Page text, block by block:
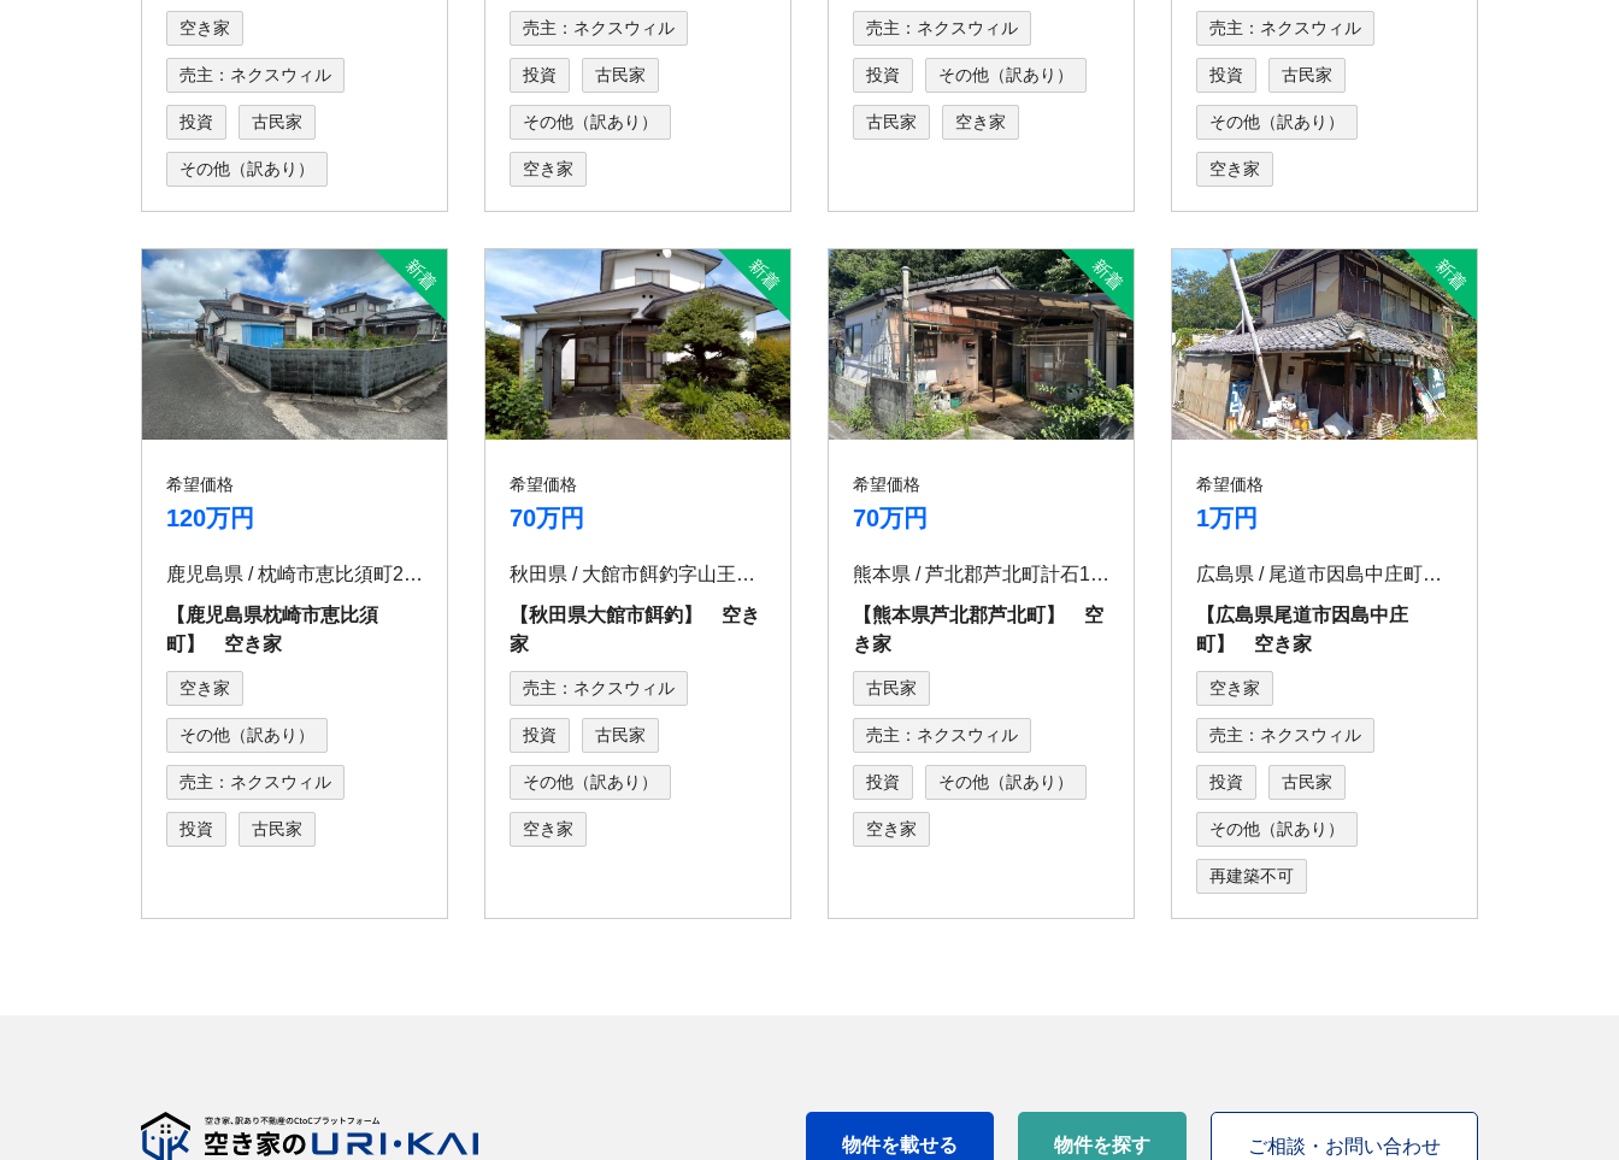
空き家
売主：ネクスウィル
投資 古民家
その他（訳あり）
売主：ネクスウィル
投資 古民家
その他（訳あり）
空き家
売主：ネクスウィル
投資 その他（訳あり）
古民家 空き家
売主：ネクスウィル
投資 古民家
その他（訳あり）
空き家
希望価格
120万円
鹿児島県 / 枕崎市恵比須町205
【鹿児島県枕崎市恵比須
町】 空き家
空き家
その他（訳あり）
売主：ネクスウィル
投資 古民家
希望価格
70万円
秋田県 / 大館市餌釣字山王下117-5
【秋田県大館市餌釣】 空き
家
売主：ネクスウィル
投資 古民家
その他（訳あり）
空き家
希望価格
70万円
熊本県 / 芦北郡芦北町計石1474-4
【熊本県芦北郡芦北町】 空
き家
古民家
売主：ネクスウィル
投資 その他（訳あり）
空き家
希望価格
1万円
広島県 / 尾道市因島中庄町新開区3921-2
【広島県尾道市因島中庄
町】 空き家
空き家
売主：ネクスウィル
投資 古民家
その他（訳あり）
再建築不可
物件を載せる 物件を探す ご相談・お問い合わせ